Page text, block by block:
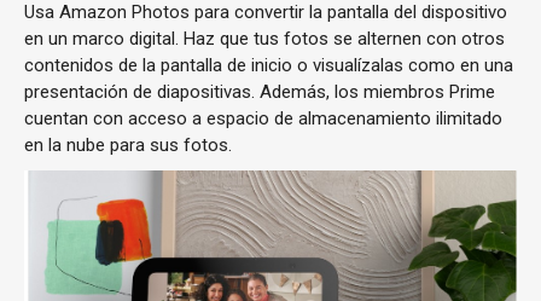
Usa Amazon Photos para convertir la pantalla del dispositivo
en un marco digital. Haz que tus fotos se alternen con otros
contenidos de la pantalla de inicio o visualízalas como en una
presentación de diapositivas. Además, los miembros Prime
cuentan con acceso a espacio de almacenamiento ilimitado
en la nube para sus fotos.